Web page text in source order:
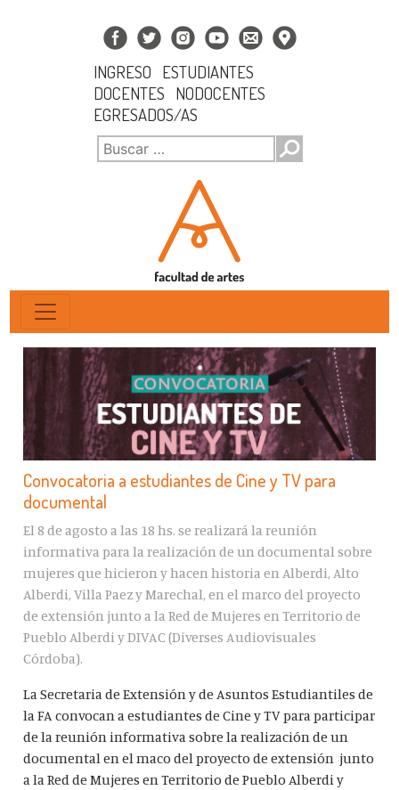
INGRESO
ESTUDIANTES
DOCENTES
NODOCENTES
EGRESADOS/AS
Convocatoria a estudiantes de Cine y TV para
documental
El 8 de agosto a las 18 hs. se realizará la reunión
informativa para la realización de un documental sobre
mujeres que hicieron y hacen historia en Alberdi, Alto
Alberdi, Villa Paez y Marechal, en el marco del proyecto
de extensión junto a la Red de Mujeres en Territorio de
Pueblo Alberdi y DIVAC (Diverses Audiovisuales
Córdoba).
La Secretaria de Extensión y de Asuntos Estudiantiles de
la FA convocan a estudiantes de Cine y TV para participar
de la reunión informativa sobre la realización de un
documental en el maco del proyecto de extensión junto
a la Red de Mujeres en Territorio de Pueblo Alberdi y